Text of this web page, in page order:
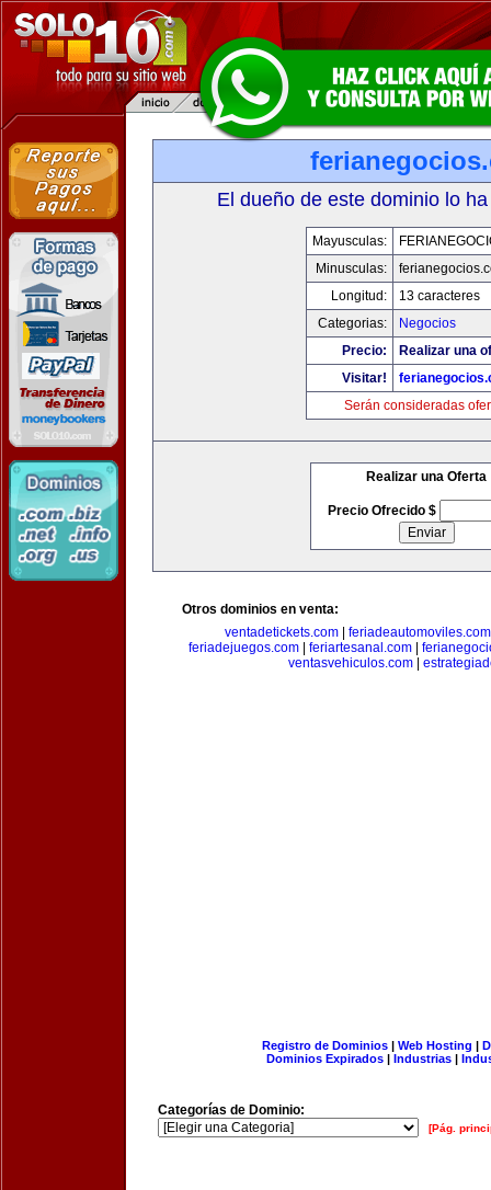
El dueño de este dominio lo
Mayusculas:
Minusculas:
Longitud:
13 caracteres
Categorias:
Negocios
Precio:
Realizar una
Visitar!
Serán consideradas
Realizar una Oferta
Precio Ofrecido $
Otros dominios en venta:
ventadetickets.com| feriadeautomoviles.com
feriadejuegos.com| feriartesanal.com|
ventasvehiculos.com|
Registro de Dominios| Web Hosting |
Dominios Expirados | Industrias |
Categorías de Dominio:
[Pág.